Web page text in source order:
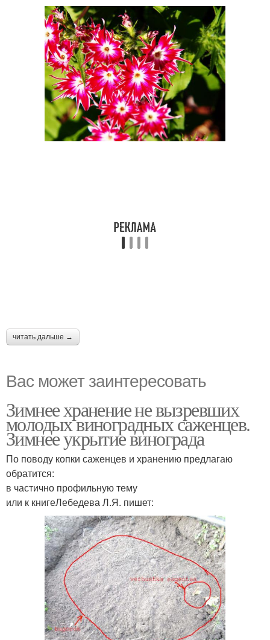
читать дальше →
Вас может заинтересовать
Зимнее хранение не вызревших
молодых виноградных саженцев.
Зимнее укрытие винограда
По поводу копки саженцев и хранению предлагаю
обратится:
в частично профильную тему
или к книгеЛебедева Л.Я. пишет: